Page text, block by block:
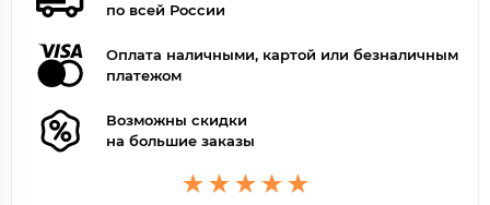
по всей России
Оплата наличными, картой или безналичным
платежом
Возможны скидки
на большие заказы